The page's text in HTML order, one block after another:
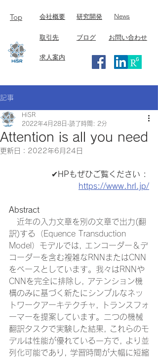
研究開発
取引先 お問い合わせ
ブログ
Top ​会社概要 ​News
求人案内
記事
Attention is all you need
HiSR
2022年4月28日 読了時間: 2分
更新日： 2022年6月24日
✔︎HPもぜひご覧ください :
https://www.hrl.jp/
Abstract
近年の入力文章を別の文章で出力(翻
訳)する（Equence Transduction
Model）モデルでは, エンコーダー＆デ
コーダーを含む複雑なRNNまたはCNN
をベースとしています。我々はRNNや
CNNを完全に排除し, アテンション機
構のみに基づく新たにシンプルなネッ
トワークアーキテクチャ, トランスフォ
ーマーを提案しています。二つの機械
翻訳タスクで実験した結果, これらのモ
デルは性能が優れている一方で, より並
列化可能であり, 学習時間が大幅に短縮